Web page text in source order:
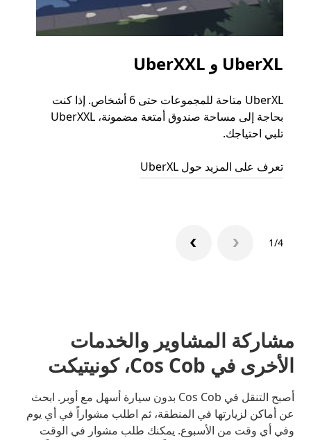
UberXL و UberXXL
UberXL متاحة للمجموعات حتى 6 أشخاص. إذا كنت
بحاجة إلى مساحة صندوق أمتعة مضمونة، UberXXL
تلبي احتياجك.
تعرف على المزيد حول UberXL
1/4
مشاركة المشاوير والخدمات
الأخرى في Cos Cob، كونيتيكت
أصبح التنقل في Cos Cob بدون سيارة أسهل مع أوبر. ابحث
عن أماكن لزيارتها في المنطقة، ثم اطلب مشواراً في أي يوم
وفي أي وقت من الأسبوع. يمكنك طلب مشوار في الوقت